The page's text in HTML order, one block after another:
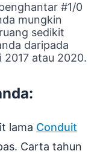
#1/0
mungkin
sedikit
daripada
2017 atau 2020.
lama Conduit
Carta tahun